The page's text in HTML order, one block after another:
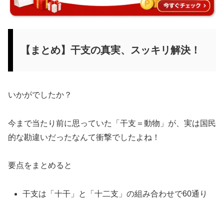
【まとめ】干支の真実、スッキリ解決！
いかがでしたか？
今まで当たり前に思っていた「干支＝動物」が、実は国民
的な勘違いだったなんて衝撃でしたよね！
要点をまとめると
干支は「十干」と「十二支」の組み合わせで60通り